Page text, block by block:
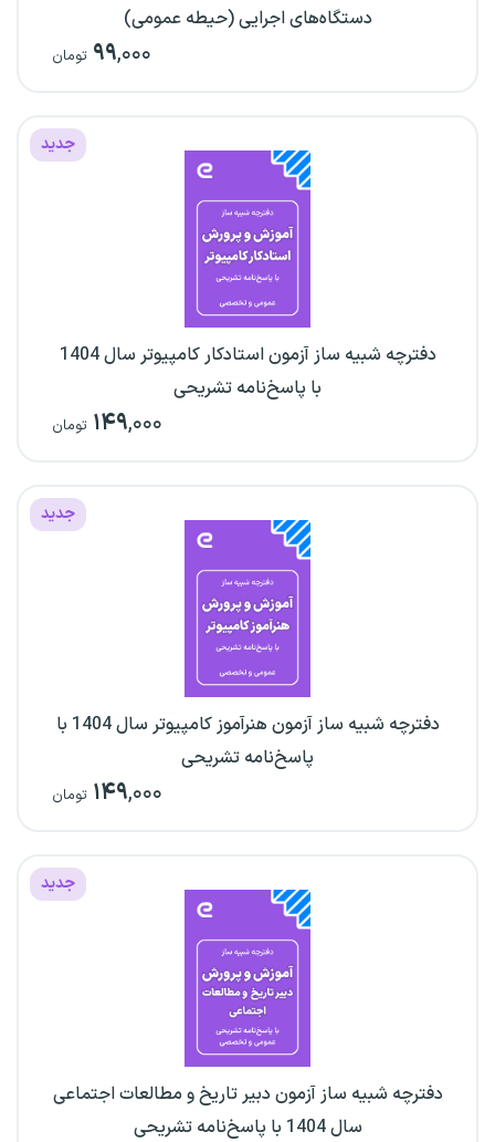
دستگاه‌های اجرایی (حیطه عمومی)
۹۹,۰۰۰ تومان
جدید
دفترچه شبیه ساز آزمون استادکار کامپیوتر سال 1404
با پاسخ‌نامه تشریحی
۱۴۹,۰۰۰ تومان
جدید
دفترچه شبیه ساز آزمون هنرآموز کامپیوتر سال 1404 با
پاسخ‌نامه تشریحی
۱۴۹,۰۰۰ تومان
جدید
دفترچه شبیه ساز آزمون دبیر تاریخ و مطالعات اجتماعی
سال 1404 با پاسخ‌نامه تشریحی